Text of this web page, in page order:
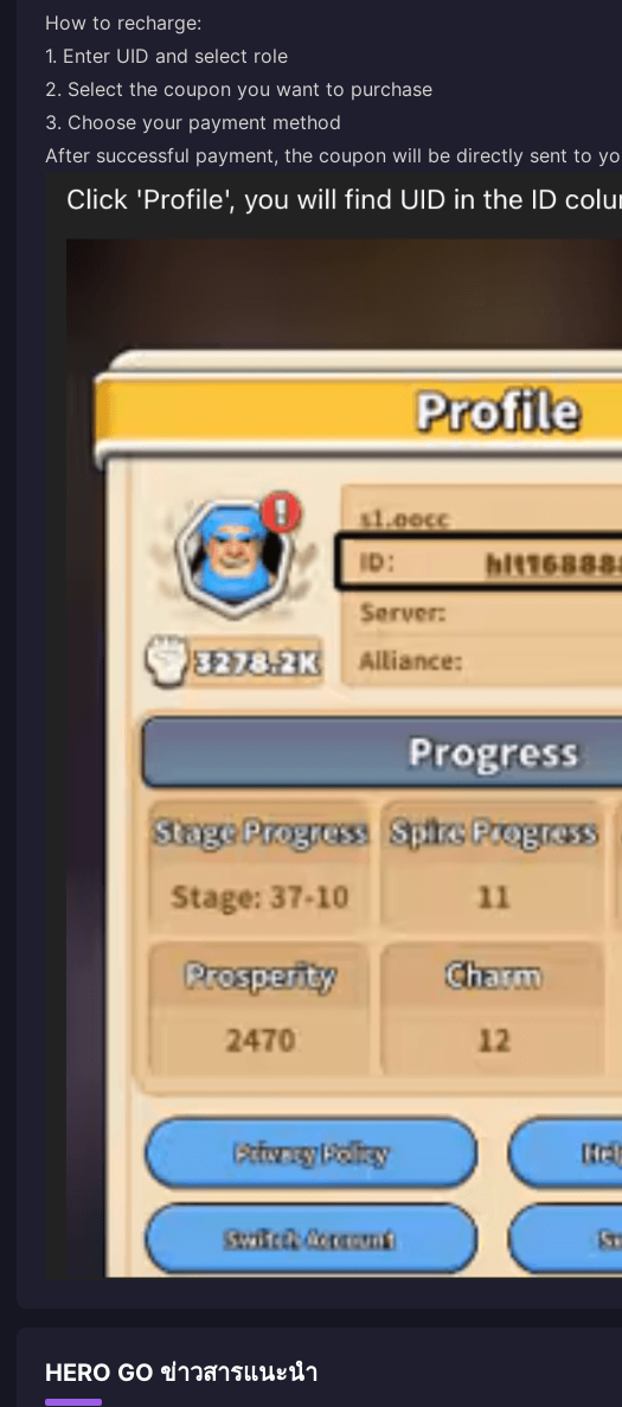
How to recharge:
1. Enter UID and select role
2. Select the coupon you want to purchase
3. Choose your payment method
After successful payment, the coupon will be directly sent to
HERO GO ข่าวสารแนะนำ